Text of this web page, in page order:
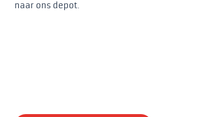
naar ons depot.